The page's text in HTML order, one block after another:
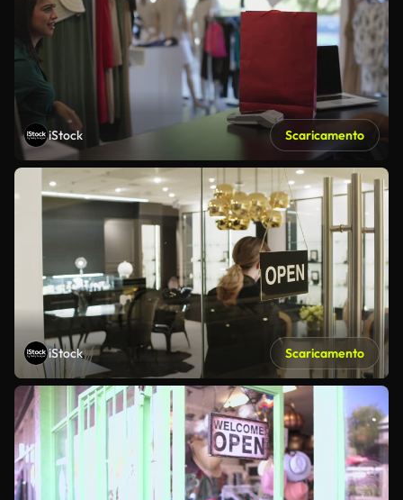
iStock Scaricamento
iStock Scaricamento